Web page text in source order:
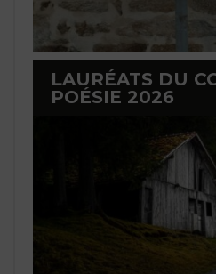
LAURÉATS DU
POÉSIE 2026